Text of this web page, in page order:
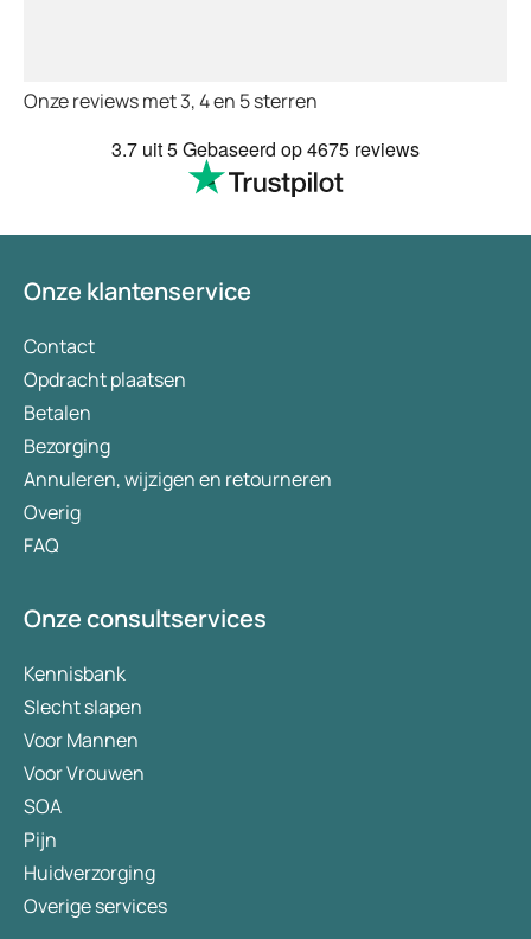
te smeken voor
(meer) geld, maar
Onze reviews met 3, 4 en 5 sterren
3.7 uit 5Gebaseerd op4675 reviews
Onze klantenservice
Contact
Opdracht plaatsen
Betalen
Bezorging
Annuleren, wijzigen en retourneren
Overig
FAQ
Onze consultservices
Kennisbank
Slecht slapen
Voor Mannen
Voor Vrouwen
SOA
Pijn
Huidverzorging
Overige services